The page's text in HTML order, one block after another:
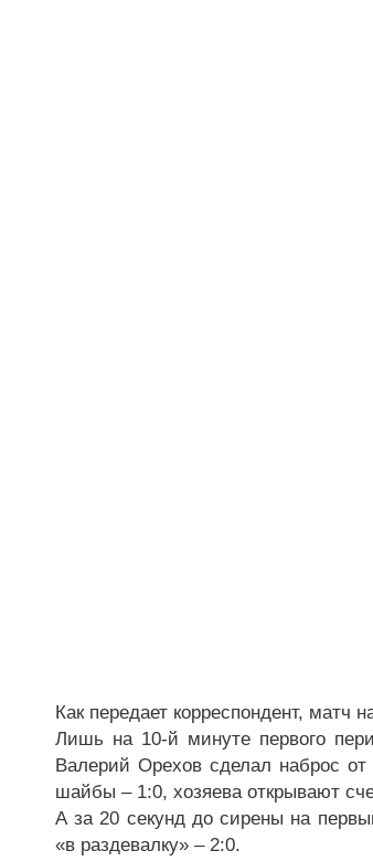
Как передает корреспондент, матч
Лишь на 10-й минуте первого
Валерий Орехов сделал наброс
шайбы – 1:0, хозяева открывают
А за 20 секунд до сирены на
«в раздевалку» – 2:0.